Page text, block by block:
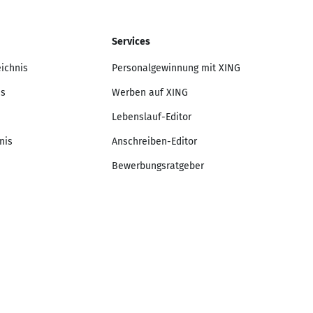
Services
Personalgewinnung mit XING
Werben auf XING
Lebenslauf-Editor
Anschreiben-Editor
Bewerbungsratgeber